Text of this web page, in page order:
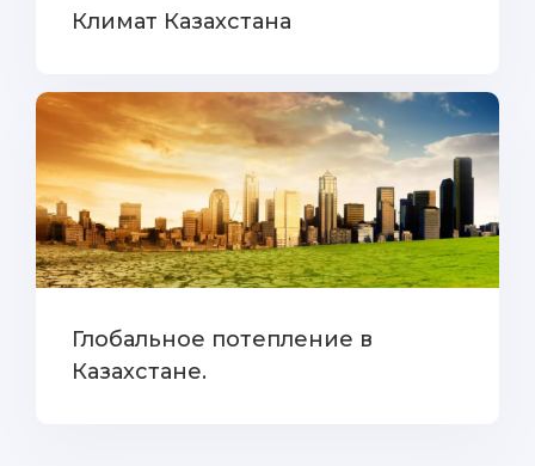
Климат Казахстана
Глобальное потепление в
Казахстане.